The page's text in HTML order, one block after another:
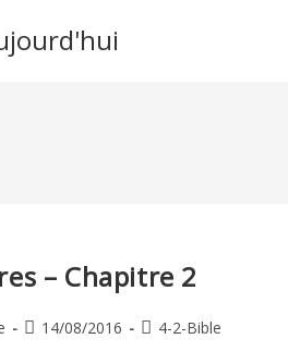
– Chapitre 2
Publication
14/08/2016
Post4-2-Bible